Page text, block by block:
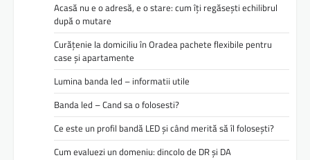
Acasă nu e o adresă, e o stare: cum îți regăsești echilibrul
după o mutare
Curățenie la domiciliu în Oradea pachete flexibile pentru
case și apartamente
Lumina banda led – informatii utile
Banda led – Cand sa o folosesti?
Ce este un profil bandă LED și când merită să îl folosești?
Cum evaluezi un domeniu: dincolo de DR și DA